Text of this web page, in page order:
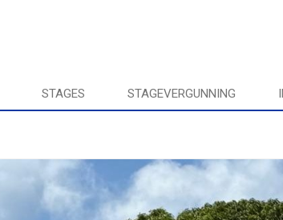
STAGES STAGEVERGUNNING